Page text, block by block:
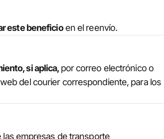
este beneficioen el reenvío.
si aplica, por correo electrónico o
del courier correspondiente, para los
las empresas de transporte